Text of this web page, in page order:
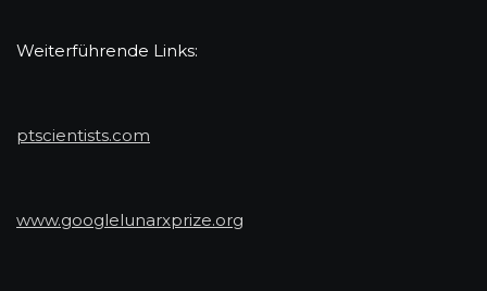
Weiterführende Links:
ptscientists.com
www.googlelunarxprize.org